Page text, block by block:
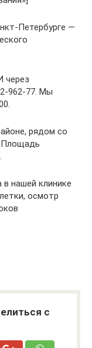
Петербурге —
через
962-77. Мы
рядом со
нашей клинике
осмотр
с